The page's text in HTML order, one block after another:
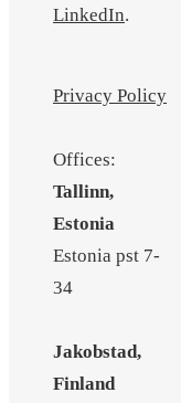
LinkedIn.
Privacy Policy
Offices:
Tallinn,
Estonia
Estonia pst 7-
34
Jakobstad,
Finland